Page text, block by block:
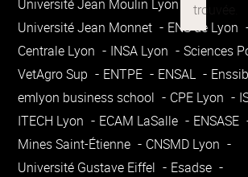
Université Jean Moulin Lyon 3
Université Jean Monnet
ENS de Lyon
Centrale Lyon
INSA Lyon
Sciences
VetAgro Sup
ENTPE ENSAL Enssib
emlyon business school
CPE Lyon
ITECH Lyon
ECAM LaSalle ENSASE
Mines Saint-Étienne
CNSMD Lyon
Université Gustave Eiffel
Esadse